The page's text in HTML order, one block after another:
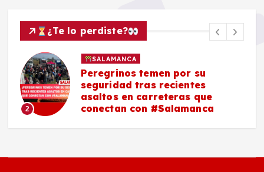
¿Te lo perdiste?
2
SALAMANCA
Peregrinos temen por su
seguridad tras recientes
asaltos en carreteras que
conectan con #Salamanca